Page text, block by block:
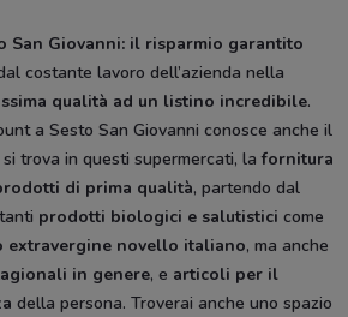
San Giovanni: il risparmio garantito
costante lavoro dell’azienda nella
qualità ad un listino incredibile.
a Sesto San Giovanni conosce anche il
trova in questi supermercati, lafornitura
di prima qualità, partendo dal
prodotti biologici e salutistici come
extravergine novello italiano, ma anche
in genere, e articoli per il
della persona. Troverai anche uno spazio